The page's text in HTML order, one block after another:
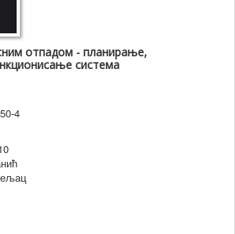
отпадом - планирање,
система
4